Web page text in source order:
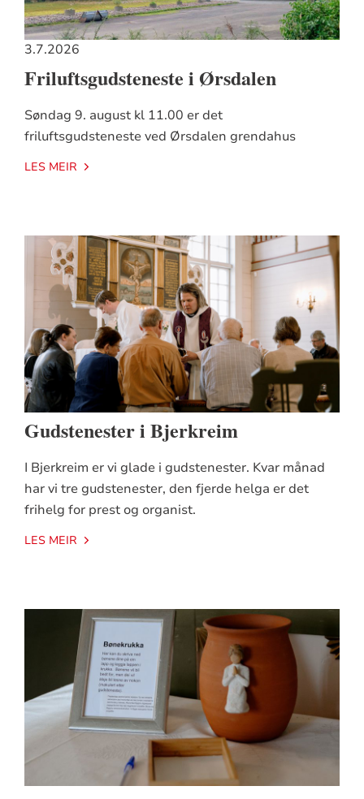
3.7.2026
Friluftsgudsteneste i Ørsdalen
Søndag 9. august kl 11.00 er det
friluftsgudsteneste ved Ørsdalen grendahus
LES MEIR
Gudstenester i Bjerkreim
I Bjerkreim er vi glade i gudstenester. Kvar månad
har vi tre gudstenester, den fjerde helga er det
frihelg for prest og organist.
LES MEIR